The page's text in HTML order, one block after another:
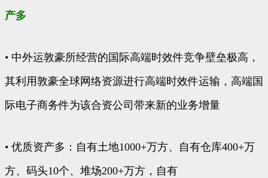
产多
• 中外运敦豪所经营的国际高端时效件竞争壁垒极高，
其利用敦豪全球网络资源进行高端时效件运输，高端国
际电子商务件为该合资公司带来新的业务增量
• 优质资产多：自有土地1000+万方、自有仓库400+万
方、码头10个、堆场200+万方，自有